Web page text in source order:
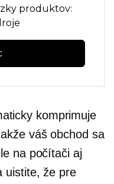
produktov:
komprimuje
váš obchod sa
na počítači aj
uistite, že pre